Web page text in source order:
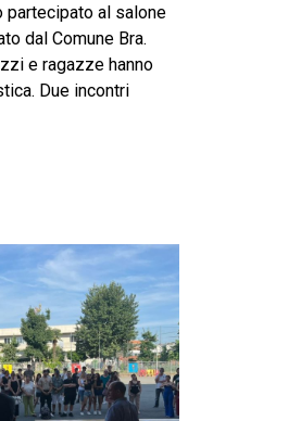
partecipato al salone
dal Comune Bra.
e ragazze hanno
Due incontri